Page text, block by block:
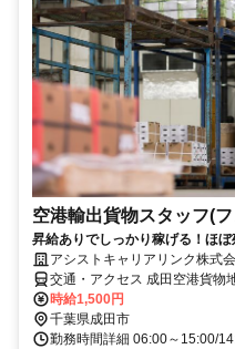
空港輸出貨物スタッフ(
昇給ありでしっかり稼げる！ほ
アシストキャリアリンク株式
交通・アクセス 成田空港貨物
分/車通勤OK（駐車場完備）
時給1,500円
千葉県成田市
勤務時間詳細 06:00～15:00/